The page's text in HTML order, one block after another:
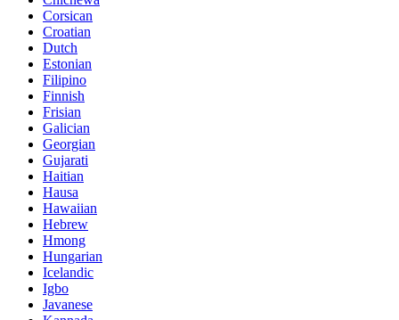
Corsican
Croatian
Dutch
Estonian
Filipino
Finnish
Frisian
Galician
Georgian
Gujarati
Haitian
Hausa
Hawaiian
Hebrew
Hmong
Hungarian
Icelandic
Igbo
Javanese